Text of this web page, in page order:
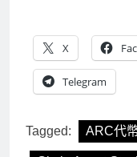
X
Telegram
Tagged: ARC代